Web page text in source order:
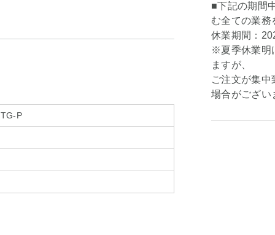
P
■下記の期間
む全ての業務
休業期間：
※夏季休業明
ますが、
ご注文が集
場合がござい